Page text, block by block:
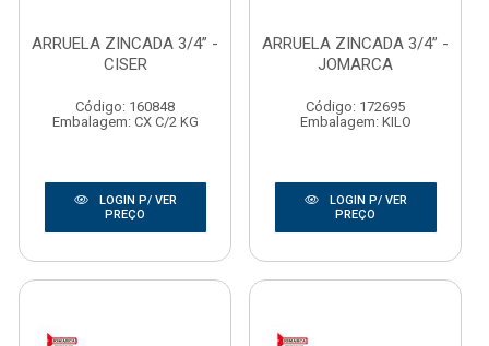
ARRUELA ZINCADA 3/4” -
CISER
Código: 160848
Embalagem: CX C/2 KG
LOGIN P/ VER
PREÇO
ARRUELA ZINCADA 3/4” -
JOMARCA
Código: 172695
Embalagem: KILO
LOGIN P/ VER
PREÇO